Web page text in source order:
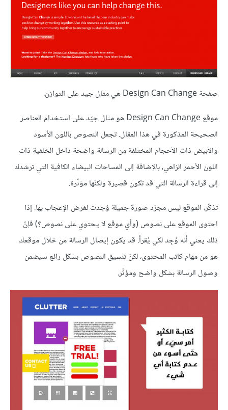
صفحة Design Can Change هي مثال جيد على التوازن.
موقع Design Can Change هو مثال جيّد على استخدام العناصر
الصحيحة المذكورة في هذا المقال. تجعل النصوص باللون الأسود
والأبيض ذات الأحجام المختلفة من الرسالة واضحة داخل الخلفية ذات
اللون الأحمر الزاهي، بالإضافة إلى المساحات البيضاء الكافية التي ترشدك
إلى قراءة الرسالة التي قد تكون قصيرة ولكنّها مؤثّرة.
تذكّر، الموقع ليس مجرّد صورة جميلة وُجدت لغرض الإعجاب بها. إذا
احتوى الموقع على نصوص (وأي موقع لا يحتوي على نصوص؟) فإنّ
ذلك يعني أنه وُجِد لكي يُقرأ. قد يكون إيصال الرسالة من خلال موقعك
هو من مهام كاتب المحتوى، لكنّ تنسيق النصوص بشكل رائع سيضمن
وصول الرسالة بشكل واضح ومؤثّر.